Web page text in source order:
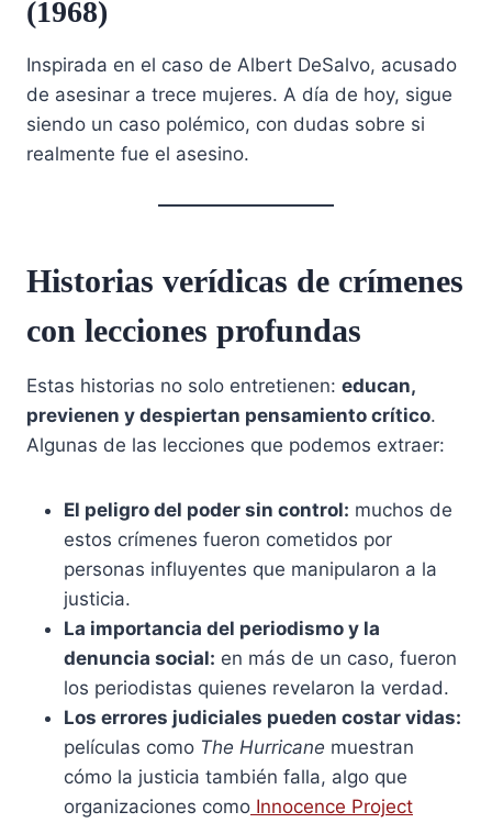
(1968)
Inspirada en el caso de Albert DeSalvo, acusado
de asesinar a trece mujeres. A día de hoy, sigue
siendo un caso polémico, con dudas sobre si
realmente fue el asesino.
Historias verídicas de crímenes
con lecciones profundas
Estas historias no solo entretienen: educan,
previenen y despiertan pensamiento crítico.
Algunas de las lecciones que podemos extraer:
El peligro del poder sin control: muchos de
estos crímenes fueron cometidos por
personas influyentes que manipularon a la
justicia.
La importancia del periodismo y la
denuncia social: en más de un caso, fueron
los periodistas quienes revelaron la verdad.
Los errores judiciales pueden costar vidas:
películas como The Hurricane muestran
cómo la justicia también falla, algo que
organizaciones como Innocence Project